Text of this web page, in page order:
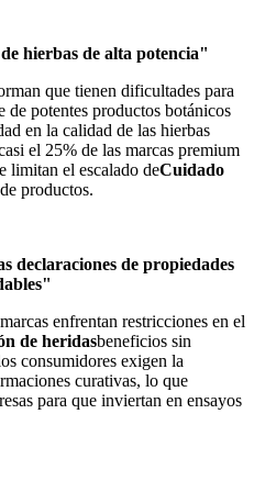
hierbas de alta potencia"
que tienen dificultades para
de potentes productos botánicos
en la calidad de las hierbas
el 25% de las marcas premium
limitan el escalado deCuidado
productos.
declaraciones de propiedades
enfrentan restricciones en el
de heridasbeneficios sin
consumidores exigen la
curativas, lo que
para que inviertan en ensayos